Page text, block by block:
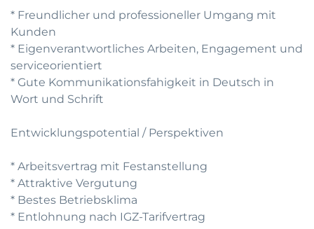
* Freundlicher und professioneller Umgang mit
Kunden
* Eigenverantwortliches Arbeiten, Engagement und
serviceorientiert
* Gute Kommunikationsfahigkeit in Deutsch in
Wort und Schrift
Entwicklungspotential / Perspektiven
* Arbeitsvertrag mit Festanstellung
* Attraktive Vergutung
* Bestes Betriebsklima
* Entlohnung nach IGZ-Tarifvertrag